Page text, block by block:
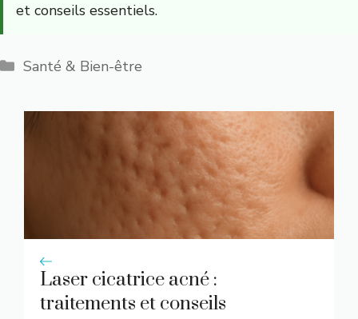
et conseils essentiels.
Catégories
Santé & Bien-être
Laser cicatrice acné :
traitements et conseils